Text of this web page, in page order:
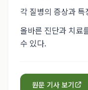
각 질병의 증상과
올바른 진단과 치료
수 있다.
원문 기사 보기